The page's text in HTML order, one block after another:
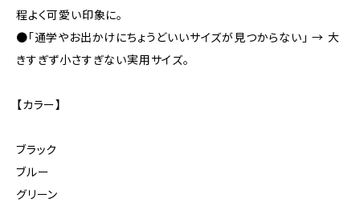
程よく可愛い印象に。
●「通学やお出かけにちょうどいいサイズが見つからない」 → 大
きすぎず小さすぎない実用サイズ。
【カラー】
ブラック
ブルー
グリーン